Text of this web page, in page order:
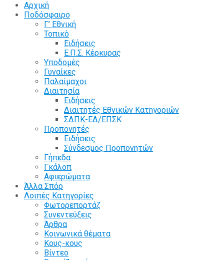
Αρχική
Ποδόσφαιρο
Γ’ Εθνική
Τοπικό
Ειδήσεις
Ε.Π.Σ. Κέρκυρας
Υποδομές
Γυναίκες
Παλαίμαχοι
Διαιτησία
Ειδήσεις
Διαιτητές Εθνικών Κατηγοριών
ΣΔΠΚ-ΕΔ/ΕΠΣΚ
Προπονητές
Ειδήσεις
Σύνδεσμος Προπονητών
Γήπεδα
Γκάλοπ
Αφιερώματα
Άλλα Σπόρ
Λοιπές Κατηγορίες
Φωτορεπορτάζ
Συνεντεύξεις
Άρθρα
Κοινωνικά θέματα
Κους-κους
Βίντεο